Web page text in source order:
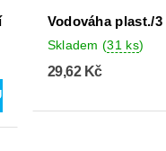
Vodováha plast./
Skladem(31 ks)
29,62 Kč